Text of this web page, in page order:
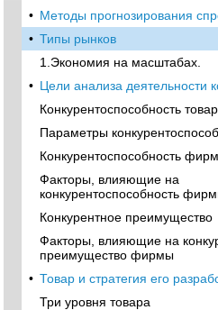
• Методы прогнозирования
• Типы рынков
1.Экономия на масштабах.
• Цели анализа деятельности
Конкурентоспособность
Параметры
Конкурентоспособность
Факторы, влияющие на
конкурентоспособность
Конкурентное преимущество
Факторы, влияющие на
преимущество фирмы
• Товар и стратегия его
Три уровня товара